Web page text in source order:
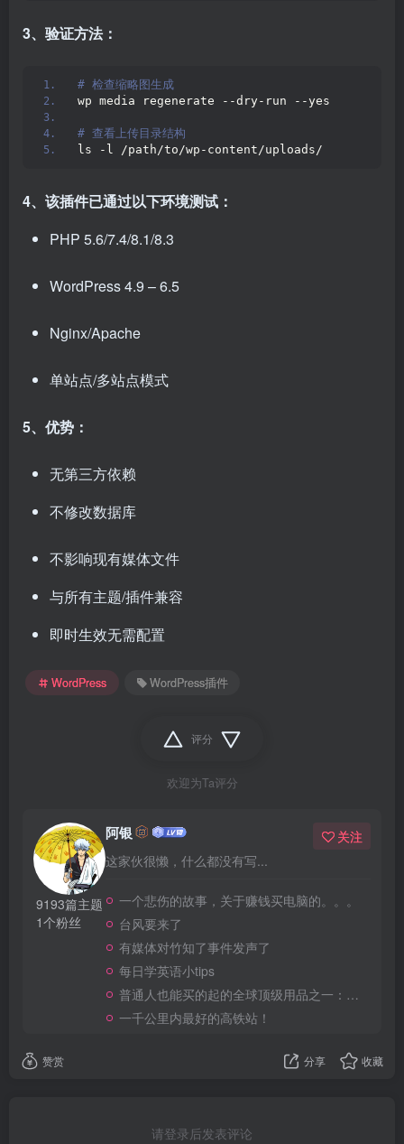
3、验证方法：
# 检查缩略图生成
wp media regenerate --dry-run --yes
# 查看上传目录结构
ls -l /path/to/wp-content/uploads/
4、该插件已通过以下环境测试：
PHP 5.6/7.4/8.1/8.3
WordPress 4.9 – 6.5
Nginx/Apache
单站点/多站点模式
5、优势：
无第三方依赖
不修改数据库
不影响现有媒体文件
与所有主题/插件兼容
即时生效无需配置
WordPress WordPress插件
评分
欢迎为Ta评分
9193篇主题
1个粉丝
阿银
这家伙很懒，什么都没有写...
关注
一个悲伤的故事，关于赚钱买电脑的。。。
台风要来了
有媒体对竹知了事件发声了
每日学英语小tips
普通人也能买的起的全球顶级用品之一：WD-40润滑除锈剂！
一千公里内最好的高铁站！
赞赏 分享 收藏
请登录后发表评论